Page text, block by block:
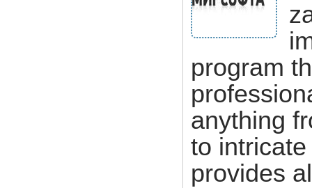
program
anything
to
provides